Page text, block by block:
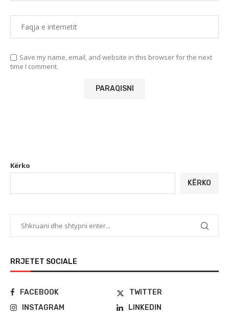
Save my name, email, and website in this browser for the next
time I comment.
Kërko
KËRKO
RRJETET SOCIALE
FACEBOOK
TWITTER
INSTAGRAM
LINKEDIN